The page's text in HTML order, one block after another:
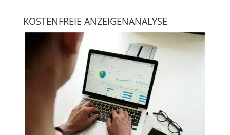
KOSTENFREIE ANZEIGENANALYSE